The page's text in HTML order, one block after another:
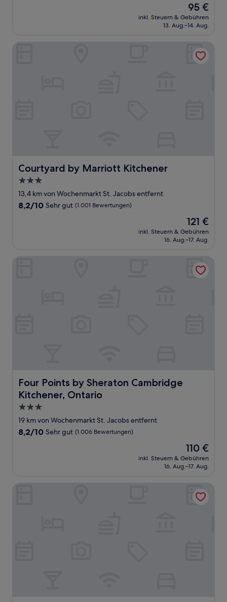
Der
Preis
beträgt
95 €
inkl. Steuern & Gebühren
13. Aug.–14. Aug.
Courtyard by Marriott Kitchener
Courtyard by Marriott Kitchener
3.0-
Sterne-
Unterkunft
13,4 km von Wochenmarkt St. Jacobs entfernt
8.2
Bewertungen)
8,2/10 Sehr gut (1.001 Bewertungen)
Der
Preis
beträgt
121 €
inkl. Steuern & Gebühren
16. Aug.–17. Aug.
Four Points by Sheraton Cambridge
Kitchener, Ontario
Four Points by Sheraton Cambridge Kitchener, Ontario
3.0-
Sterne-
Unterkunft
19 km von Wochenmarkt St. Jacobs entfernt
8.2
Bewertungen)
8,2/10 Sehr gut (1.006 Bewertungen)
Der
Preis
beträgt
110 €
inkl. Steuern & Gebühren
16. Aug.–17. Aug.
Four Points by Sheraton Cambridge Kitchener, Ontario
Residence & Conference Centre - Kitchener Waterloo